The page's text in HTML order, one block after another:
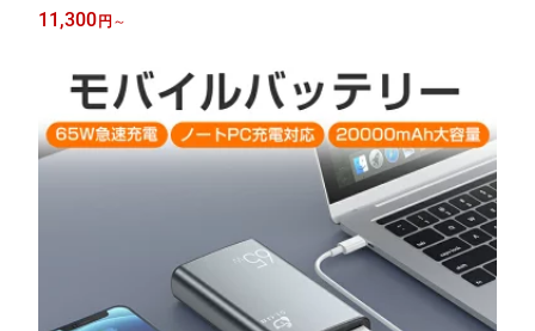
電器 USB Type C出力 入力 残電量表示 充電器 iPhone iPad Andro
id MacBook pc Switch 対応 PSE認証済み
11,300円 ～